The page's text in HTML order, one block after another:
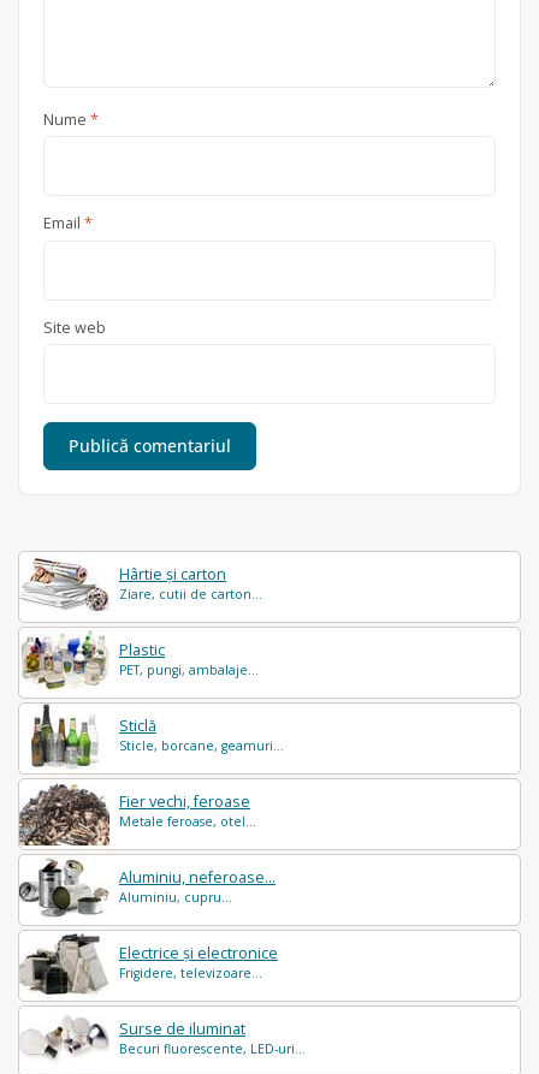
Hârtie și carton
Ziare, cutii de carton...
Plastic
PET, pungi, ambalaje...
Sticlă
Sticle, borcane, geamuri...
Fier vechi, feroase
Metale feroase, otel...
Aluminiu, neferoase...
Aluminiu, cupru...
Electrice și electronice
Frigidere, televizoare...
Surse de iluminat
Becuri fluorescente, LED-uri...
Nume *
Email *
Site web